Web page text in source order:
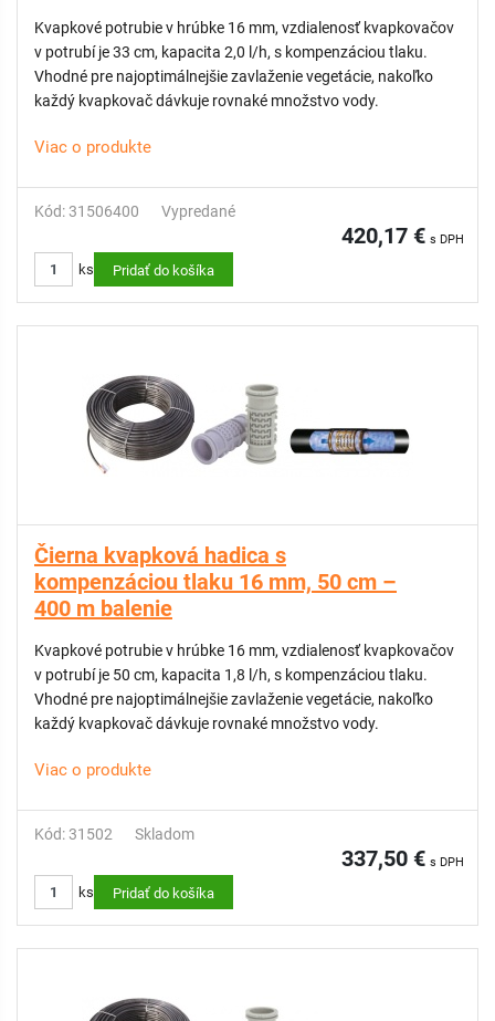
Kvapkové potrubie v hrúbke 16 mm, vzdialenosť kvapkovačov
v potrubí je 33 cm, kapacita 2,0 l/h, s kompenzáciou tlaku.
Vhodné pre najoptimálnejšie zavlaženie vegetácie, nakoľko
každý kvapkovač dávkuje rovnaké množstvo vody.
Viac o produkte
Kód: 31506400 Vypredané
420,17 € s DPH
ks Pridať do košíka
Čierna kvapková hadica s
kompenzáciou tlaku 16 mm, 50 cm –
400 m balenie
Kvapkové potrubie v hrúbke 16 mm, vzdialenosť kvapkovačov
v potrubí je 50 cm, kapacita 1,8 l/h, s kompenzáciou tlaku.
Vhodné pre najoptimálnejšie zavlaženie vegetácie, nakoľko
každý kvapkovač dávkuje rovnaké množstvo vody.
Viac o produkte
Kód: 31502 Skladom
337,50 € s DPH
ks Pridať do košíka